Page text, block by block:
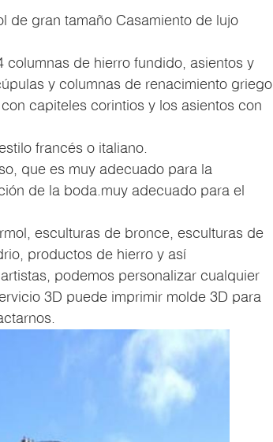
de gran tamaño Casamiento de lujo
de hierro fundido, asientos y
y columnas de renacimiento griego
capiteles corintios y los asientos con
francés o italiano.
que es muy adecuado para la
de la boda.muy adecuado para el
esculturas de bronce, esculturas de
productos de hierro y así
podemos personalizar cualquier
3D puede imprimir molde 3D para